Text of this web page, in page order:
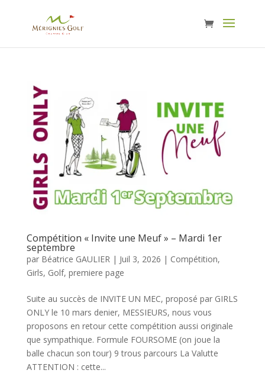
Compétition « Invite une Meuf » – Mardi 1er
septembre
par Béatrice GAULIER | Juil 3, 2026 | Compétition,
Girls, Golf, premiere page
Suite au succès de INVITE UN MEC, proposé par GIRLS
ONLY le 10 mars denier, MESSIEURS, nous vous
proposons en retour cette compétition aussi originale
que sympathique. Formule FOURSOME (on joue la
balle chacun son tour) 9 trous parcours La Valutte
ATTENTION : cette...